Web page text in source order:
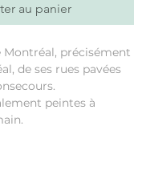
au panier
Montréal, précisément
de ses rues pavées
peintes à